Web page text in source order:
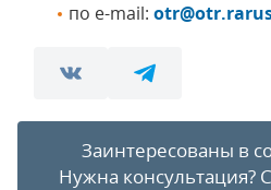
по e-mail:
Заинтересованы в
Нужна консультация?